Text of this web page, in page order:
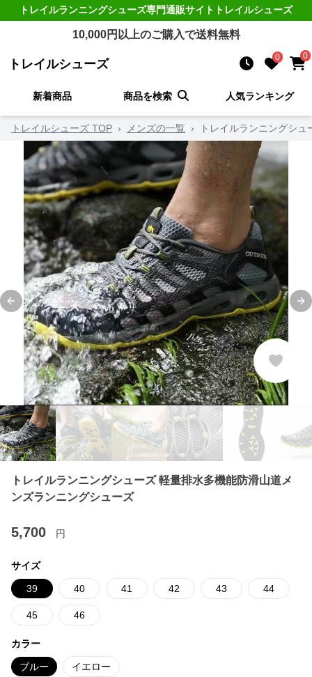
トレイルランニングシューズ専門通販サイト トレイルシューズ
10,000円以上のご購入で送料無料
トレイルシューズ 0 0
新着商品 商品を検索 人気ランキング
トレイルシューズ TOP › メンズの一覧 › トレイルランニングシ
Previous slide
トレイルランニングシューズ 軽量排水多機能防滑山道メ
ンズランニングシューズ
5,700 円
サイズ
39 40 41 42 43 44
45 46
カラー
ブルー イエロー